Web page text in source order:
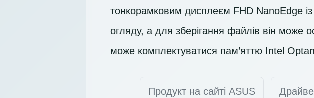
тонкорамковим дисплеєм FHD NanoEdge
огляду, а для зберігання файлів він може
може комплектуватися пам’яттю Intel
Продукт на сайті ASUS